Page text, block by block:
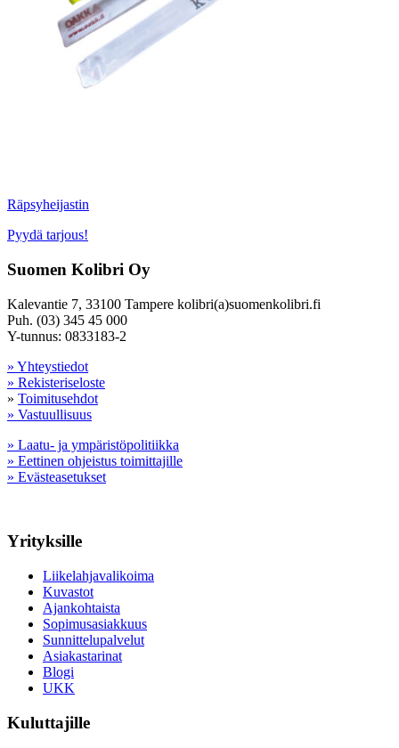
Räpsyheijastin
Pyydä tarjous!
Suomen Kolibri Oy
Kalevantie 7, 33100 Tampere kolibri(a)suomenkolibri.fi
Puh. (03) 345 45 000
Y-tunnus: 0833183-2
» Yhteystiedot
» Rekisteriseloste
» Toimitusehdot
» Vastuullisuus
» Laatu- ja ympäristöpolitiikka
» Eettinen ohjeistus toimittajille
» Evästeasetukset
Yrityksille
Liikelahjavalikoima
Kuvastot
Ajankohtaista
Sopimusasiakkuus
Sunnittelupalvelut
Asiakastarinat
Blogi
UKK
Kuluttajille